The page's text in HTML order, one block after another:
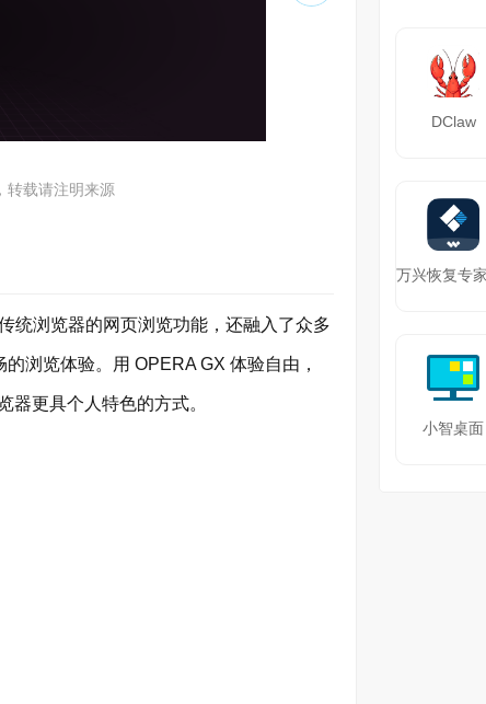
转载请注明来源
统浏览器的网页浏览功能，还融入了众多
浏览体验。用 OPERA GX 体验自由，
器更具个人特色的方式。
DClaw
小智桌面